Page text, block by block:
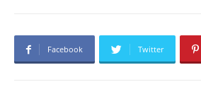
Facebook Twitter